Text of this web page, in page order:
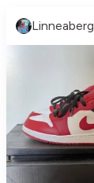
Linneaberg